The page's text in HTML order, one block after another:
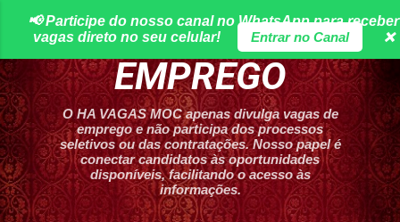
Pular para o conteúdo principal
HA VAGAS DE
EMPREGO
O HA VAGAS MOC apenas divulga vagas de
emprego e não participa dos processos
seletivos ou das contratações. Nosso papel é
conectar candidatos às oportunidades
disponíveis, facilitando o acesso às
informações.
📢 Participe do nosso canal no WhatsApp para receber
vagas direto no seu celular!
Entrar no Canal ❌